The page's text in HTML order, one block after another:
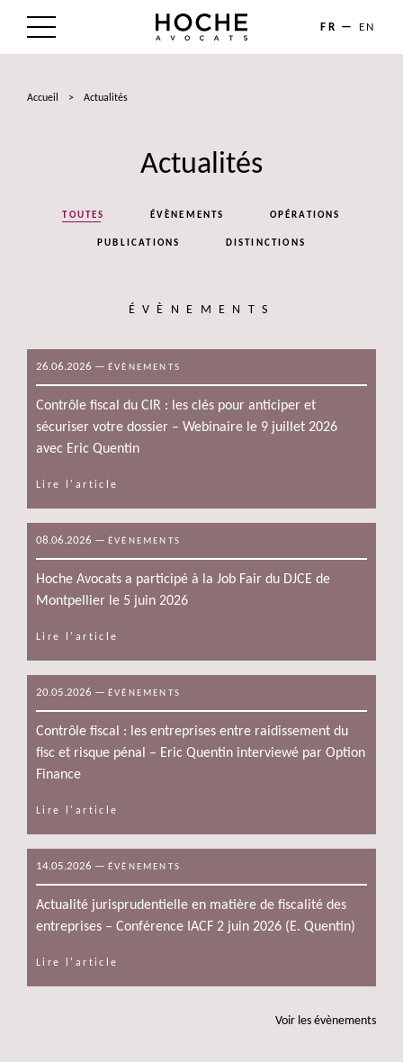
FR EN
LES AVOCATS
TALENTS
Accueil > Actualités
Actualités
TOUTES ÉVÈNEMENTS OPÉRATIONS
PUBLICATIONS DISTINCTIONS
ÉVÈNEMENTS
26.06.2026 — ÉVÈNEMENTS
Contrôle fiscal du CIR : les clés pour anticiper et
sécuriser votre dossier – Webinaire le 9 juillet 2026
avec Eric Quentin
Lire l'article
08.06.2026 — ÉVÈNEMENTS
Hoche Avocats a participé à la Job Fair du DJCE de
Montpellier le 5 juin 2026
Lire l'article
20.05.2026 — ÉVÈNEMENTS
Contrôle fiscal : les entreprises entre raidissement du
fisc et risque pénal – Eric Quentin interviewé par Option
Finance
Lire l'article
14.05.2026 — ÉVÈNEMENTS
Actualité jurisprudentielle en matière de fiscalité des
entreprises – Conférence IACF 2 juin 2026 (E. Quentin)
Lire l'article
voir les évènements